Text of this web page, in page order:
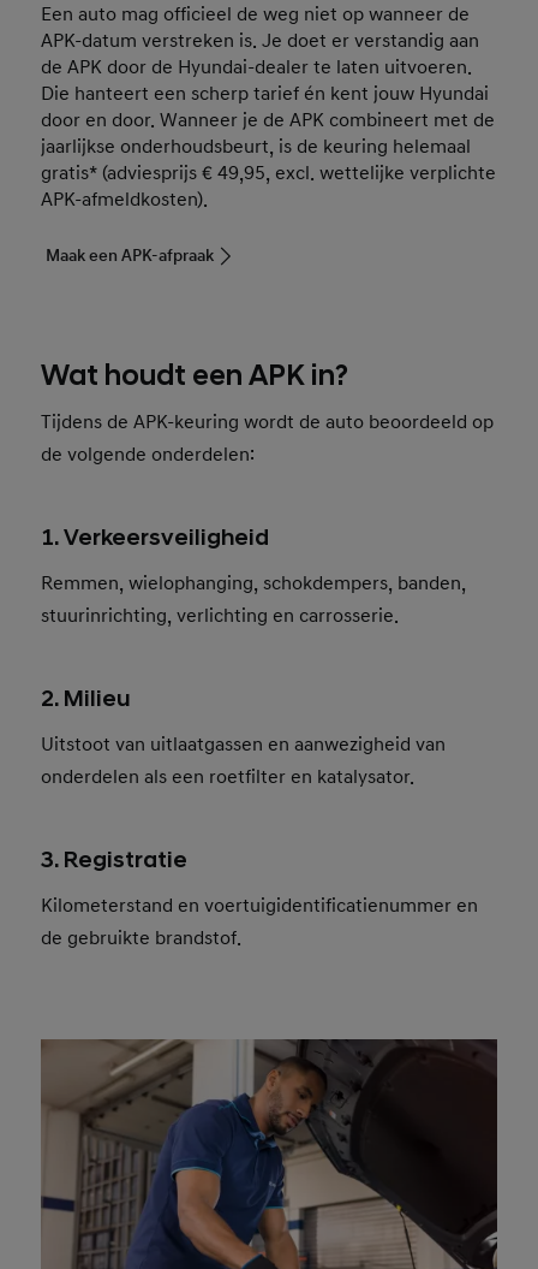
Een auto mag officieel de weg niet op wanneer de
APK-datum verstreken is. Je doet er verstandig aan
de APK door de Hyundai-dealer te laten uitvoeren.
Die hanteert een scherp tarief én kent jouw Hyundai
door en door. Wanneer je de APK combineert met de
jaarlijkse onderhoudsbeurt, is de keuring helemaal
gratis* (adviesprijs € 49,95, excl. wettelijke verplichte
APK-afmeldkosten).
Maak een APK-afpraak
Wat houdt een APK in?
Tijdens de APK-keuring wordt de auto beoordeeld op
de volgende onderdelen:
1. Verkeersveiligheid
Remmen, wielophanging, schokdempers, banden,
stuurinrichting, verlichting en carrosserie.
2. Milieu
Uitstoot van uitlaatgassen en aanwezigheid van
onderdelen als een roetfilter en katalysator.
3. Registratie
Kilometerstand en voertuigidentificatienummer en
de gebruikte brandstof.